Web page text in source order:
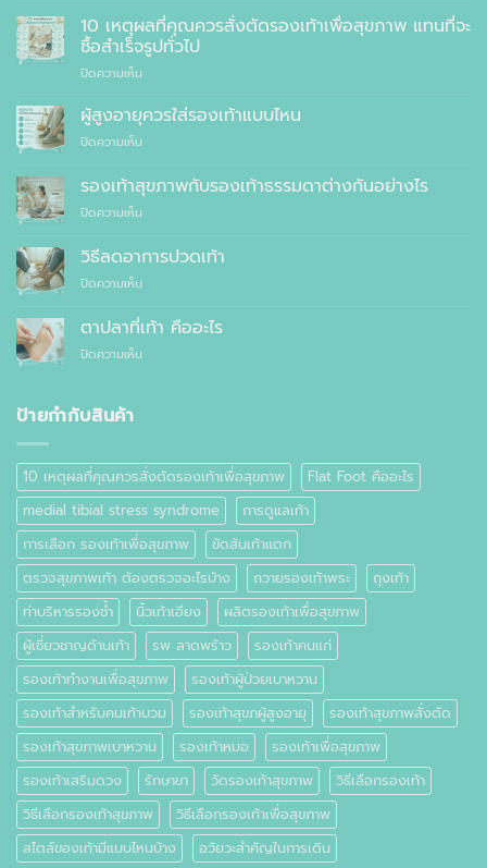
เพื่อ
สุขภาพ
ที่
แพทย์
10 เหตุผลที่คุณควรสั่งตัดรองเท้าเพื่อสุขภาพ แทนที่จะ
ซื้อสำเร็จรูปทั่วไป
ปิดความเห็นบน
เหตุผล
คุณ
สั่ง
ตัด
รองเท้า
สุขภาพ
สำเร็จรูป
ทั่วไป
ผู้สูงอายุควรใส่รองเท้าแบบไหน
ปิดความเห็นบน
สูง
อายุ
ควร
รองเท้า
ไหน
รองเท้าสุขภาพกับรองเท้าธรรมดาต่างกันอย่างไร
ปิดความเห็นบน
สุขภาพ
กับ
รองเท้า
ต่าง
อย่างไร
วิธีลดอาการปวดเท้า
ปิดความเห็นบน
ลด
อาการ
ปวด
ตาปลาที่เท้า คืออะไร
ปิดความเห็นบน
ป้ายกำกับสินค้า
10 เหตุผลที่คุณควรสั่งตัดรองเท้าเพื่อสุขภาพ
Flat Foot คืออะไร
medial tibial stress syndrome
การดูแลเท้า
การเลือก รองเท้าเพื่อสุขภาพ
ขัดส้นเท้าแตก
ตรวจสุขภาพเท้า ต้องตรวจอะไรบ้าง
ถวายรองเท้าพระ
ถุงเท้า
ท่าบริหารรองช้ำ
นิ้วเท้าเอียง
ผลิตรองเท้าเพื่อสุขภาพ
ผู้เชี่ยวชาญด้านเท้า
รพ ลาดพร้าว
รองเท้าคนแก่
รองเท้าทำงานเพื่อสุขภาพ
รองเท้าผู้ป่วยเบาหวาน
รองเท้าสำหรับคนเท้าบวม
รองเท้าสุขภผู้สูงอายุ
รองเท้าสุขภาพสั่งตัด
รองเท้าสุขภาพเบาหวาน
รองเท้าหมอ
รองเท้าเพื่อสุขภาพ
รองเท้าเสริมดวง
รักษาขา วัดรองเท้าสุขภาพ
วิธีเลือกรองเท้า
วิธีเลือกรองเท้าสุขภาพ
วิธีเลือกรองเท้าเพื่อสุขภาพ
สไตล์ของเท้ามีแบบไหนบ้าง
อวัยวะสำคัญในการเดิน